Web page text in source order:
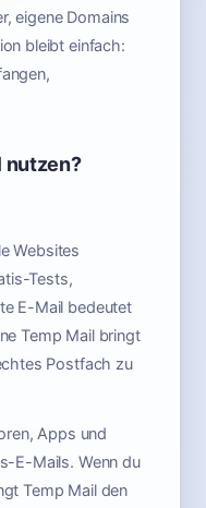
eigene Domains
bleibt einfach:
nutzen?
Websites
Tests,
E-Mail bedeutet
Temp Mail bringt
Postfach zu
Apps und
E-Mails. Wenn du
Temp Mail den